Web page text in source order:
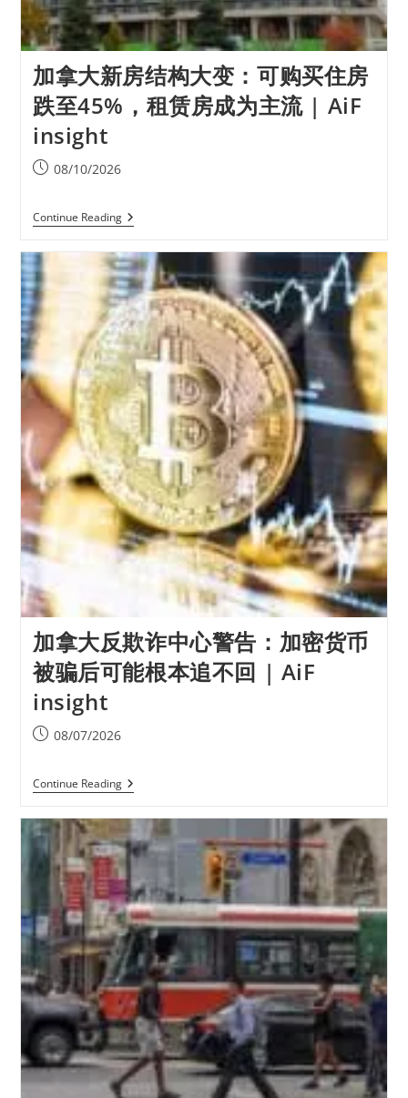
加拿大新房结构大变：可购买住房
跌至45%，租赁房成为主流 | AiF
insight
08/10/2026
Continue Reading
加拿大反欺诈中心警告：加密货币
被骗后可能根本追不回 | AiF
insight
08/07/2026
Continue Reading